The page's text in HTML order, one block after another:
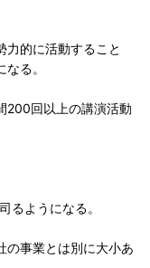
力的に活動すること
る。
200回以上の講演活動
るようになる。
の事業とは別に大小あ